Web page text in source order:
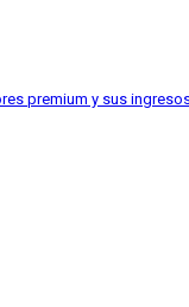
premium y sus